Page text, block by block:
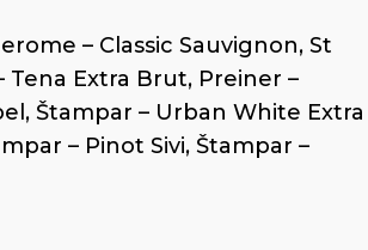
– Classic Sauvignon, St
Extra Brut, Preiner –
Štampar – Urban White Extra
– Pinot Sivi, Štampar –